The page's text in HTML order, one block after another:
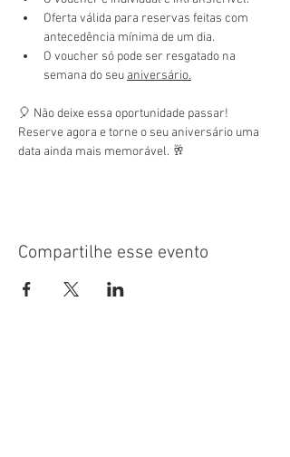
Oferta válida para reservas feitas com
antecedência mínima de um dia.
O voucher só pode ser resgatado na
semana do seu aniversário.
🎈 Não deixe essa oportunidade passar!
Reserve agora e torne o seu aniversário uma
data ainda mais memorável. 🥂
Compartilhe esse evento